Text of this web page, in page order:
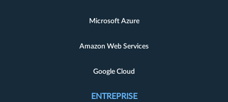
Microsoft Azure
Amazon Web Services
Google Cloud
ENTREPRISE